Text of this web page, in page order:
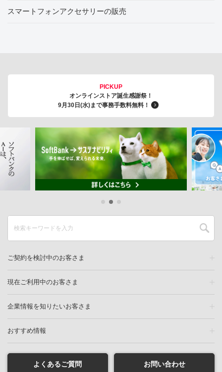
スマートフォンアクセサリーの販売
PICKUP
オンラインストア誕生感謝祭！
9月30日(水)まで事務手数料無料！
ご契約を検討中のお客さま
現在ご利用中のお客さま
企業情報を知りたいお客さま
おすすめ情報
よくあるご質問 お問い合わせ